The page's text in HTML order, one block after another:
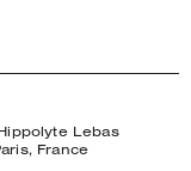
Lebas
France